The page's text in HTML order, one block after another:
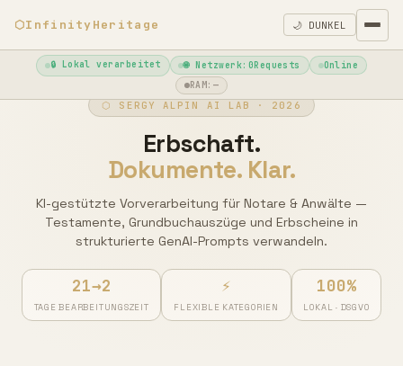
🔒 Lokal verarbeitet 🌐 Netzwerk: 0 Requests
Online
RAM: —
⬡InfinityHeritage 🌙 DUNKEL
⬡ SERGY ALPIN AI LAB · 2026
Erbschaft.
Dokumente. Klar.
KI-gestützte Vorverarbeitung für Notare & Anwälte —
Testamente, Grundbuchauszüge und Erbscheine in
strukturierte GenAI-Prompts verwandeln.
21→2
TAGE BEARBEITUNGSZEIT
⚡
FLEXIBLE KATEGORIEN
100%
LOKAL · DSGVO